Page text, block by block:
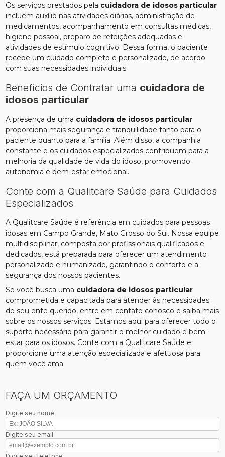
Os serviços prestados pela cuidadora de idosos particular
incluem auxílio nas atividades diárias, administração de
medicamentos, acompanhamento em consultas médicas,
higiene pessoal, preparo de refeições adequadas e
atividades de estímulo cognitivo. Dessa forma, o paciente
recebe um cuidado completo e personalizado, de acordo
com suas necessidades individuais.
Benefícios de Contratar uma cuidadora de
idosos particular
A presença de uma cuidadora de idosos particular
proporciona mais segurança e tranquilidade tanto para o
paciente quanto para a família. Além disso, a companhia
constante e os cuidados especializados contribuem para a
melhoria da qualidade de vida do idoso, promovendo
autonomia e bem-estar emocional.
Conte com a Qualitcare Saúde para Cuidados
Especializados
A Qualitcare Saúde é referência em cuidados para pessoas
idosas em Campo Grande, Mato Grosso do Sul. Nossa equipe
multidisciplinar, composta por profissionais qualificados e
dedicados, está preparada para oferecer um atendimento
personalizado e humanizado, garantindo o conforto e a
segurança dos nossos pacientes.
Se você busca uma cuidadora de idosos particular
comprometida e capacitada para atender às necessidades
do seu ente querido, entre em contato conosco e saiba mais
sobre os nossos serviços. Estamos aqui para oferecer todo o
suporte necessário para garantir o melhor cuidado e bem-
estar para os idosos. Conte com a Qualitcare Saúde e
proporcione uma atenção especializada e afetuosa para
quem você ama.
FAÇA UM ORÇAMENTO
Digite seu nome
Digite seu email